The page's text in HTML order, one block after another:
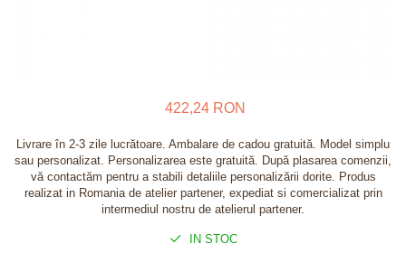
422,24 RON
Livrare în 2-3 zile lucrătoare. Ambalare de cadou gratuită. Model simplu
sau personalizat. Personalizarea este gratuită. După plasarea comenzii,
vă contactăm pentru a stabili detaliile personalizării dorite. Produs
realizat in Romania de atelier partener, expediat si comercializat prin
intermediul nostru de atelierul partener.
IN STOC